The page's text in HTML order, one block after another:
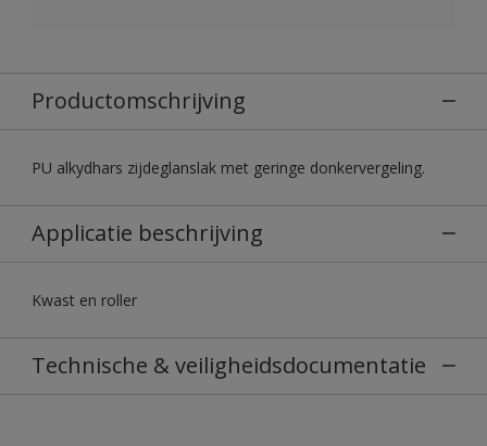
Productomschrijving
PU alkydhars zijdeglanslak met geringe donkervergeling.
Applicatie beschrijving
Kwast en roller
Technische & veiligheidsdocumentatie